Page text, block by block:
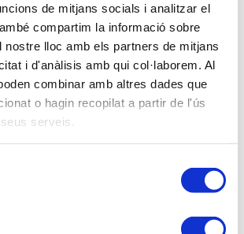
de mitjans socials i analitzar el
compartim la informació sobre
nostre lloc amb els partners de mitjans
i d'anàlisis amb qui col·laborem. Al
combinar amb altres dades que
o hagin recopilat a partir de l'ús
serveis.
se centra a analitzar els fulls
bis, del model 200 de l'Impost sobre
on es troba la liquidació partint del
fent un recorregut de totes les
referenciades i seva incidència
PGC i 15a del PGC Pimes:
per impost corrent.
temporànies imposables i